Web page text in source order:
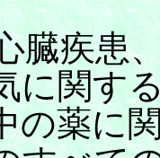
臓疾患
に関す
の薬に